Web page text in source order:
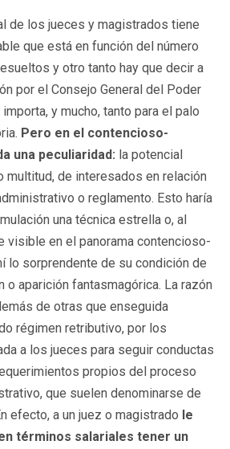
de los jueces y magistrados tiene
que está en función del número
y otro tanto hay que decir a
por el Consejo General del Poder
y mucho, tanto para el palo
Pero en el contencioso-
una peculiaridad: la potencial
multitud, de interesados en relación
o reglamento. Esto haría
una técnica estrella o, al
visible en el panorama contencioso-
lo sorprendente de su condición de
o aparición fantasmagórica. La razón
de otras que enseguida
régimen retributivo, por los
a los jueces para seguir conductas
propios del proceso
que suelen denominarse de
efecto, a un juez o magistrado le
términos salariales tener un